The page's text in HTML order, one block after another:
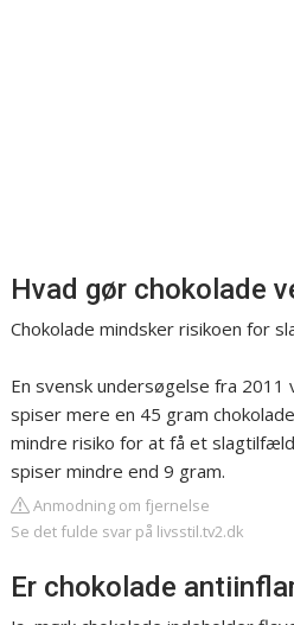
Hvad gør chokolade
Chokolade mindsker risikoen for
En svensk undersøgelse fra 2011
spiser mere en 45 gram
mindre risiko for at få et
spiser mindre end 9 gram.
Anmodning om fjernelse
Se det fulde svar på livsstil.tv2.dk
Er chokolade